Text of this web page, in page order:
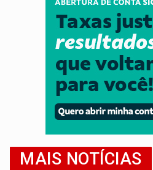
MAIS NOTÍCIAS